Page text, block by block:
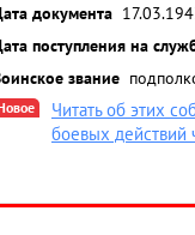
документа
поступления на
звание
Читать об этих
боевых действий